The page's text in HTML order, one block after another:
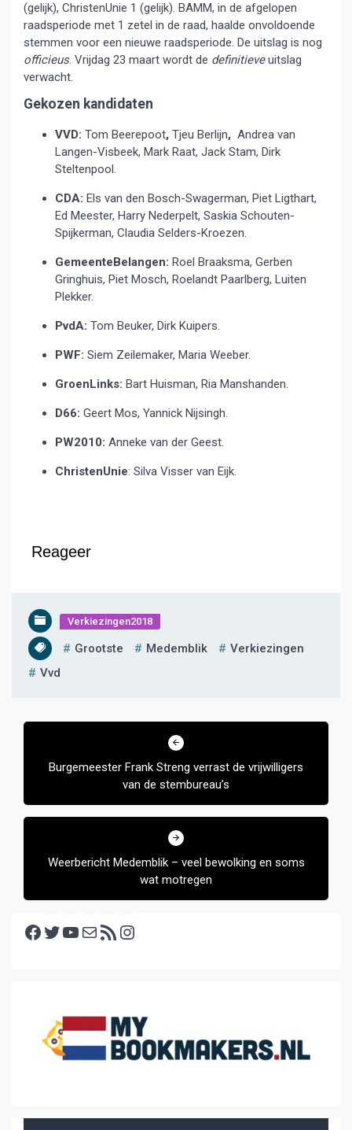
(gelijk), ChristenUnie 1 (gelijk). BAMM, in de afgelopen
raadsperiode met 1 zetel in de raad, haalde onvoldoende
stemmen voor een nieuwe raadsperiode. De uitslag is nog
officieus. Vrijdag 23 maart wordt de definitieveuitslag
verwacht.
Gekozen kandidaten
VVD: Tom Beerepoot, Tjeu Berlijn, Andrea van
Langen-Visbeek, Mark Raat, Jack Stam, Dirk
Steltenpool.
CDA: Els van den Bosch-Swagerman, Piet Ligthart,
Ed Meester, Harry Nederpelt, Saskia Schouten-
Spijkerman, Claudia Selders-Kroezen.
GemeenteBelangen: Roel Braaksma, Gerben
Gringhuis, Piet Mosch, Roelandt Paarlberg, Luiten
Plekker.
PvdA: Tom Beuker, Dirk Kuipers.
PWF: Siem Zeilemaker, Maria Weeber.
GroenLinks: Bart Huisman, Ria Manshanden.
D66: Geert Mos, Yannick Nijsingh.
PW2010: Anneke van der Geest.
ChristenUnie: Silva Visser van Eijk.
Reageer
Verkiezingen2018
Grootste Medemblik
Verkiezingen
Vvd
Bericht
Burgemeester Frank Streng verrast de vrijwilligers
van de stembureau’s
Weerbericht Medemblik – veel bewolking en soms
wat motregen
Facebook Twitter YouTube E-mail RSS feed